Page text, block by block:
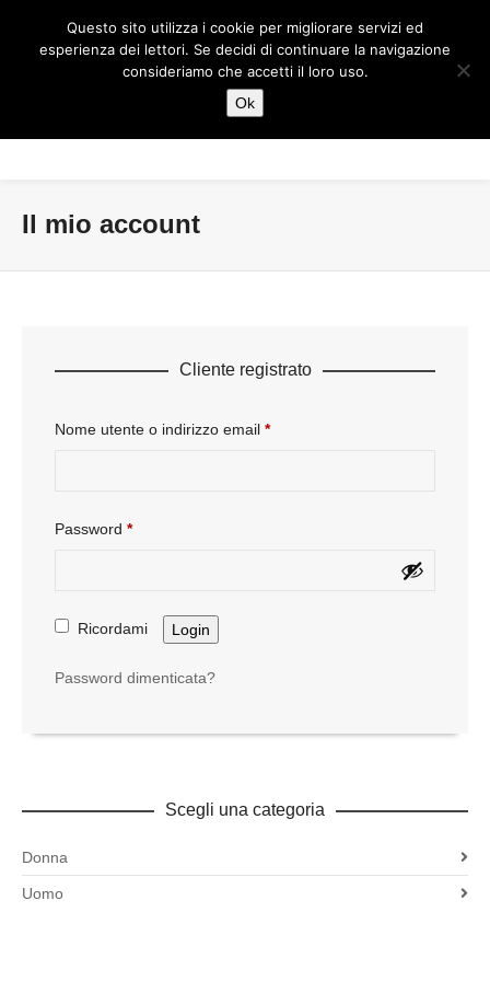
Il mio account
Cliente registrato
Nome utente o indirizzo email *
Password *
Ricordami Login
Password dimenticata?
Scegli una categoria
Donna
Uomo
Questo sito utilizza i cookie per migliorare servizi ed
esperienza dei lettori. Se decidi di continuare la navigazione
consideriamo che accetti il loro uso.
Ok